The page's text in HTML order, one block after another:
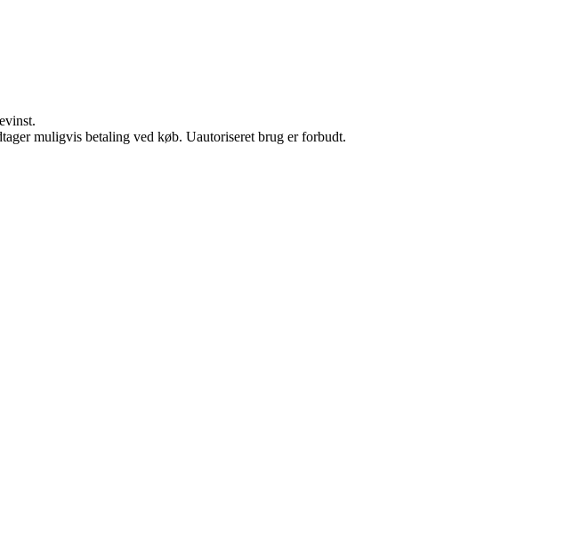
muligvis betaling ved køb. Uautoriseret brug er forbudt.